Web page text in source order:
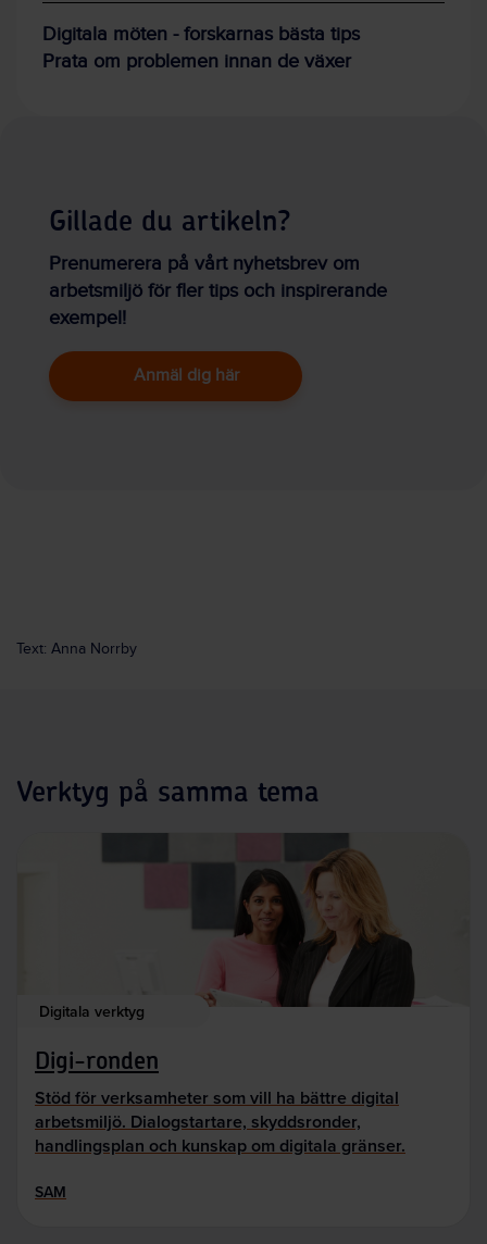
Digitala möten - forskarnas bästa tips
Prata om problemen innan de växer
Gillade du artikeln?
Prenumerera på vårt nyhetsbrev om
arbetsmiljö för fler tips och inspirerande
exempel!
Anmäl dig här
Text: Anna Norrby
Verktyg på samma tema
Digitala verktyg
Digi-ronden
Stöd för verksamheter som vill ha bättre digital
arbetsmiljö. Dialogstartare, skyddsronder,
handlingsplan och kunskap om digitala gränser.
SAM